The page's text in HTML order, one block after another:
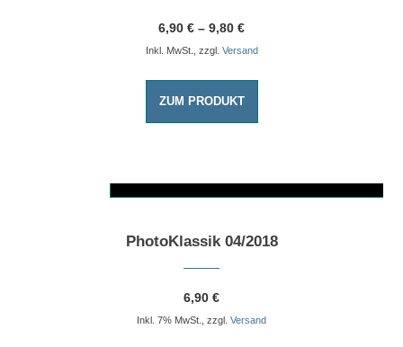
6,90 € – 9,80 €
Inkl. MwSt., zzgl. Versand
ZUM PRODUKT
Dieses Produkt weist mehrere Varianten auf. Die Optionen können auf der Produktseite gewählt werden
PhotoKlassik 04/2018
6,90 €
Inkl. 7% MwSt., zzgl. Versand